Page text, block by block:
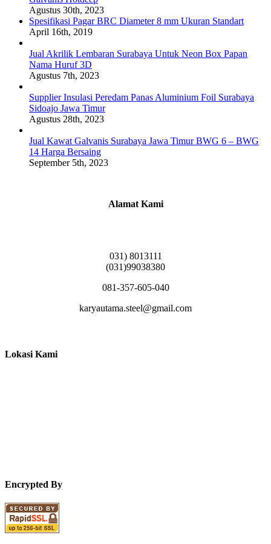
Agustus 30th, 2023
Spesifikasi Pagar BRC Diameter 8 mm Ukuran Standart
April 16th, 2019
Jual Akrilik Lembaran Surabaya Untuk Neon Box Papan
Nama Huruf 3D
Agustus 7th, 2023
Supplier Insulasi Peredam Panas Aluminium Foil Surabaya
Sidoajo Jawa Timur
Agustus 28th, 2023
Jual Kawat Galvanis Surabaya Jawa Timur BWG 6 – BWG
14 Harga Bersaing
September 5th, 2023
Alamat Kami
031) 8013111
(031)99038380
081-357-605-040
karyautama.steel@gmail.com
Lokasi Kami
Encrypted By